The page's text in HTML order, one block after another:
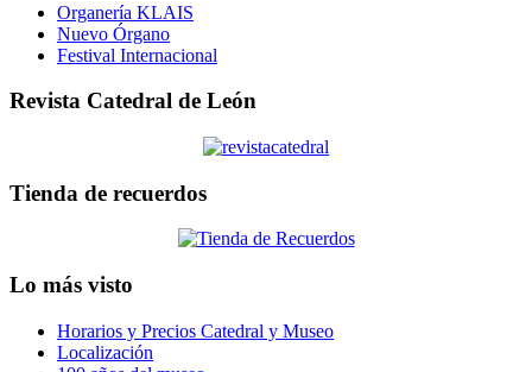
Organería KLAIS
Nuevo Órgano
Festival Internacional
Revista Catedral de León
Tienda de recuerdos
Lo más visto
Horarios y Precios Catedral y Museo
Localización